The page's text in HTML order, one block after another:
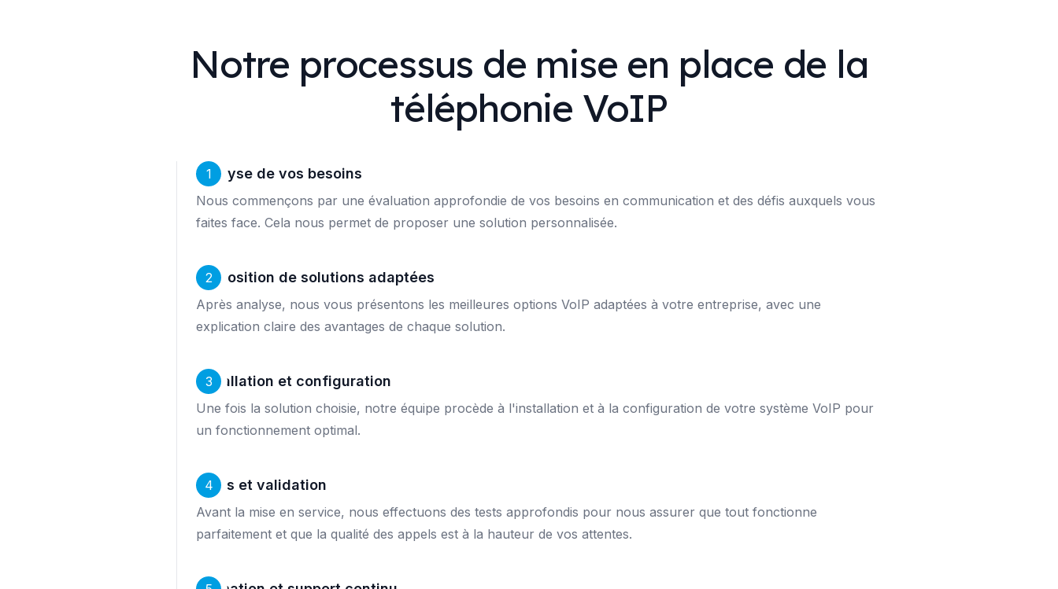
Notre processus de mise en place de la
téléphonie VoIP
1
Analyse de vos besoins
Nous commençons par une évaluation approfondie de vos besoins en communication et des défis auxquels vous
faites face. Cela nous permet de proposer une solution personnalisée.
2
Proposition de solutions adaptées
Après analyse, nous vous présentons les meilleures options VoIP adaptées à votre entreprise, avec une
explication claire des avantages de chaque solution.
3
Installation et configuration
Une fois la solution choisie, notre équipe procède à l'installation et à la configuration de votre système VoIP pour
un fonctionnement optimal.
4
Tests et validation
Avant la mise en service, nous effectuons des tests approfondis pour nous assurer que tout fonctionne
parfaitement et que la qualité des appels est à la hauteur de vos attentes.